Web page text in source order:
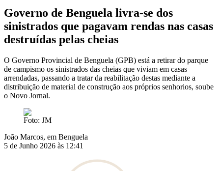
Governo de Benguela livra-se dos
sinistrados que pagavam rendas nas casas
destruídas pelas cheias
O Governo Provincial de Benguela (GPB) está a retirar do parque
de campismo os sinistrados das cheias que viviam em casas
arrendadas, passando a tratar da reabilitação destas mediante a
distribuição de material de construção aos próprios senhorios, soube
o Novo Jornal.
Foto: JM
João Marcos, em Benguela
5 de Junho 2026 às 12:41